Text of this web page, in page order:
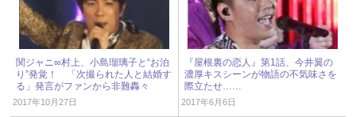
関ジャニ∞村上、小島瑠璃子と“お泊
り”発覚！ 「次撮られた人と結婚す
る」発言がファンから非難轟々
2017年10月27日
『屋根裏の恋人』第1話、今井翼の
濃厚キスシーンが物語の不気味さを
際立たせ……
2017年6月6日